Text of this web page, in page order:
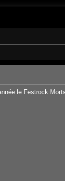
le Festrock